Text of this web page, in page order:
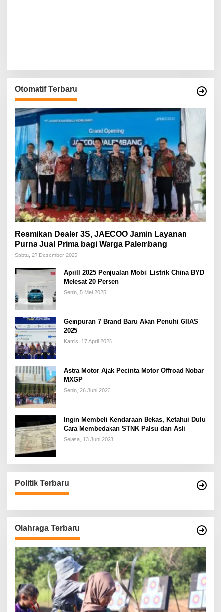
Otomatif Terbaru
Resmikan Dealer 3S, JAECOO Jamin Layanan
Purna Jual Prima bagi Warga Palembang
Sabtu, 27 Desember 2025
Aprill 2025 Penjualan Mobil Listrik China BYD
Melesat 20 Persen
Senin, 5 Mei 2025
Gempuran 7 Brand Baru Akan Penuhi GIIAS
2025
Kamis, 17 April 2025
Astra Motor Ajak Pecinta Motor Offroad Nobar
MXGP
Senin, 26 Juni 2023
Ingin Membeli Kendaraan Bekas, Ketahui Dulu
Cara Membedakan STNK Palsu dan Asli
Selasa, 13 Juni 2023
Politik Terbaru
Olahraga Terbaru